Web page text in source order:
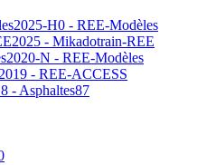
2025-H0 - REE-Modèles
2025 - Mikadotrain-REE
2020-N - REE-Modèles
2019 - REE-ACCESS
- Asphaltes87